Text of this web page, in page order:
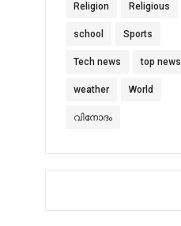
Religion Religious
school Sports
Tech news top news
weather World
വിനോദം